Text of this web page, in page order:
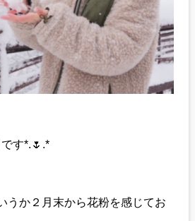
す*.🌷.*
うか２月末から花粉を感じてお